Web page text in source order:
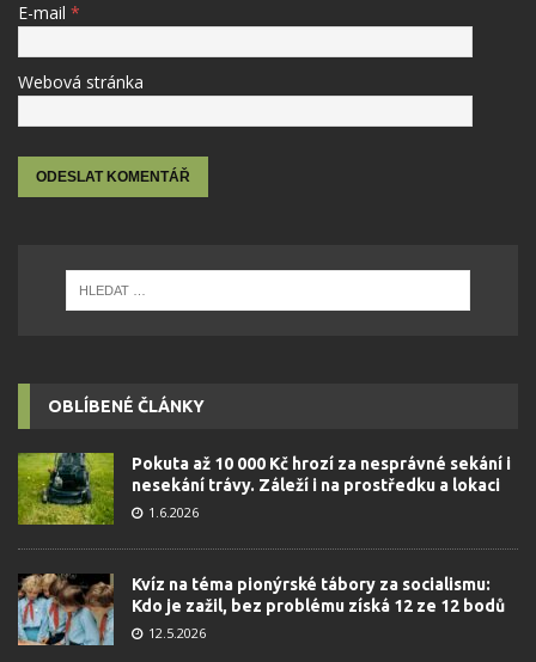
E-mail *
Webová stránka
OBLÍBENÉ ČLÁNKY
Pokuta až 10 000 Kč hrozí za nesprávné sekání i
nesekání trávy. Záleží i na prostředku a lokaci
1.6.2026
Kvíz na téma pionýrské tábory za socialismu:
Kdo je zažil, bez problému získá 12 ze 12 bodů
12.5.2026